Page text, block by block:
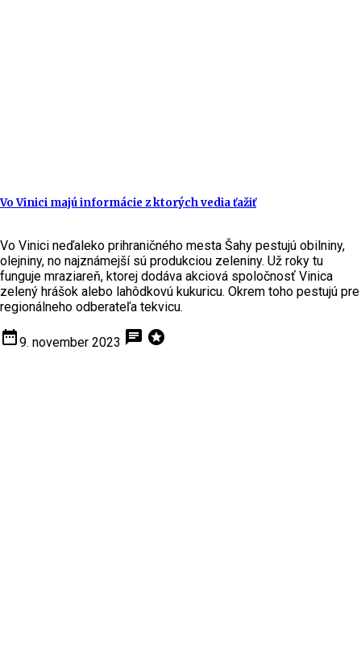
Vo Vinici majú informácie z ktorých vedia ťažiť
Vo Vinici neďaleko prihraničného mesta Šahy pestujú obilniny,
olejniny, no najznámejší sú produkciou zeleniny. Už roky tu
funguje mraziareň, ktorej dodáva akciová spoločnosť Vinica
zelený hrášok alebo lahôdkovú kukuricu. Okrem toho pestujú pre
regionálneho odberateľa tekvicu.
date_range9. november 2023 chat stars